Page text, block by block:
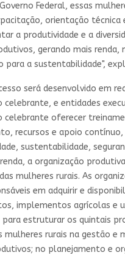
Federal, essas
orientação técnica
a produtividade e a
gerando mais renda,
para a sustentabilidade",
será desenvolvido em
celebrante, e entidades
celebrante oferecer
recursos e apoio
sustentabilidade,
a organização
mulheres rurais. As
em adquirir e
implementos agrícolas e
para estruturar os quintais
mulheres rurais na gestão e
no planejamento e